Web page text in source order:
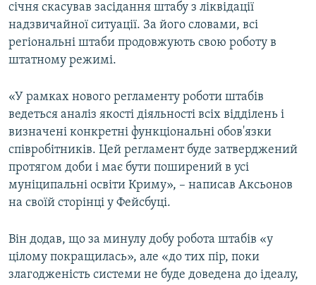
Усі сайти RFE/RL
січня скасував засідання штабу з ліквідації
надзвичайної ситуації. За його словами, всі
регіональні штаби продовжують свою роботу в
штатному режимі.
«У рамках нового регламенту роботи штабів
ведеться аналіз якості діяльності всіх відділень і
визначені конкретні функціональні обов'язки
співробітників. Цей регламент буде затверджений
протягом доби і має бути поширений в усі
муніципальні освіти Криму», – написав Аксьонов
на своїй сторінці у Фейсбуці.
Він додав, що за минулу добу робота штабів «у
цілому покращилась», але «до тих пір, поки
злагодженість системи не буде доведена до ідеалу,